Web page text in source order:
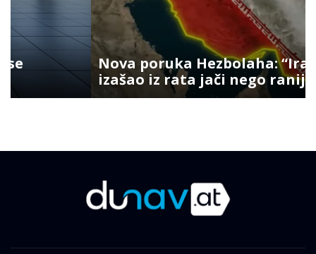
Nova poruka Hezbolaha: “Iran je
izašao iz rata jači nego ranije”